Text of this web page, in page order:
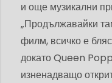
и още музикални
„Продължавайки
филм, всичко е
докато Queen
изненадващо